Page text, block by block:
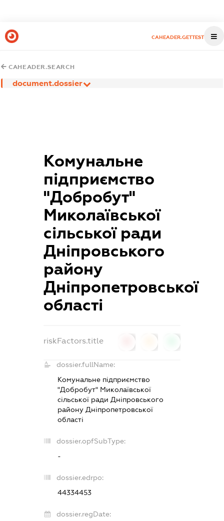
CAHEADER.GETTEST
CAHEADER.SEARCH
document.dossier
Комунальне
підприємство
"Добробут"
Миколаївської
сільської ради
Дніпровського
району
Дніпропетровської
області
riskFactors.title
dossier.fullName:
Комунальне підприємство
"Добробут" Миколаївської
сільської ради Дніпровського
району Дніпропетровської
області
dossier.opfSubType:
-
dossier.edrpo:
44334453
dossier.regDate: